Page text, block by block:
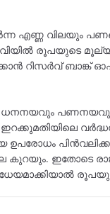
എണ്ണ വിലയും
രൂപയുടെ
റിസർവ് ബാങ്ക്
ധനനയവും
ഇറക്കുമതിയിലെ
ഉപരോധം
കുറയും. ഇതോടെ